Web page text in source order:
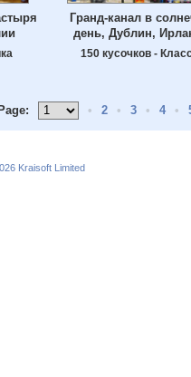
Гранд-канал в
день, Дублин,
150 кусочков -
Page: • 2 • 3 • 4 •
Kraisoft Limited